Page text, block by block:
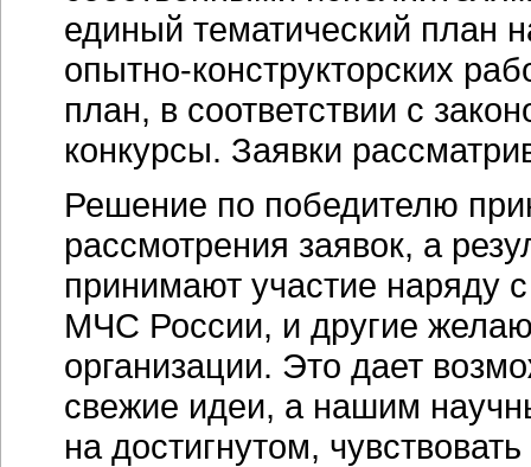
единый тематический план
опытно-конструкторских
план, в соответствии с
конкурсы. Заявки
Решение по победителю
рассмотрения заявок, а
принимают участие наряду
МЧС России, и другие
организации. Это дает
свежие идеи, а нашим
на достигнутом,